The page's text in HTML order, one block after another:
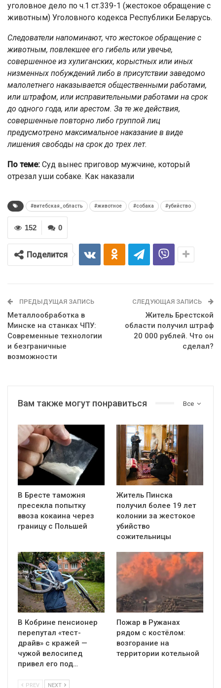
уголовное дело по ч.1 ст.339-1 (жестокое обращение с
животным) Уголовного кодекса Республики Беларусь.
Следователи напоминают, что жестокое обращение с
животным, повлекшее его гибель или увечье,
совершенное из хулиганских, корыстных или иных
низменных побуждений либо в присутствии заведомо
малолетнего наказывается общественными работами,
или штрафом, или исправительными работами на срок
до одного года, или арестом. За те же действия,
совершенные повторно либо группой лиц
предусмотрено максимальное наказание в виде
лишения свободы на срок до трех лет.
По теме: Суд вынес приговор мужчине, который
отрезал уши собаке. Как наказали
#витебская_область #животное #собака #убийство
0
152
Поделится
ПРЕДЫДУЩАЯ ЗАПИСЬ
Металлообработка в
Минске на станках ЧПУ:
Современные технологии
и безграничные
возможности
СЛЕДУЮЩАЯ ЗАПИСЬ
Житель Брестской
области получил штраф
20 000 рублей. Что он
сделал?
Все
Вам также могут понравиться
В Бресте таможня
пресекла попытку
ввоза кокаина через
границу с Польшей
Житель Пинска
получил более 19 лет
колонии за жестокое
убийство
сожительницы
В Кобрине пенсионер
перепутал «тест-
драйв» с кражей —
чужой велосипед
привел его под…
Пожар в Ружанах
рядом с костёлом:
возгорание на
территории котельной
PREV NEXT